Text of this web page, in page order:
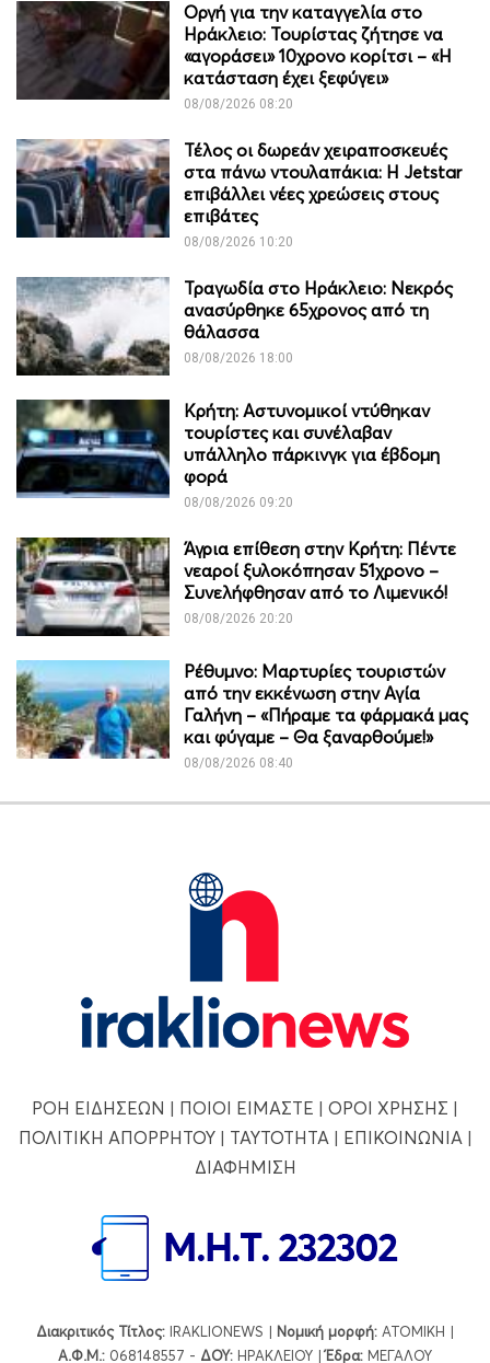
Οργή για την καταγγελία στο
Ηράκλειο: Τουρίστας ζήτησε να
«αγοράσει» 10χρονο κορίτσι – «Η
κατάσταση έχει ξεφύγει»
08/08/2026 08:20
Τέλος οι δωρεάν χειραποσκευές
στα πάνω ντουλαπάκια: Η Jetstar
επιβάλλει νέες χρεώσεις στους
επιβάτες
08/08/2026 10:20
Τραγωδία στο Ηράκλειο: Νεκρός
ανασύρθηκε 65χρονος από τη
θάλασσα
08/08/2026 18:00
Κρήτη: Αστυνομικοί ντύθηκαν
τουρίστες και συνέλαβαν
υπάλληλο πάρκινγκ για έβδομη
φορά
08/08/2026 09:20
Άγρια επίθεση στην Κρήτη: Πέντε
νεαροί ξυλοκόπησαν 51χρονο –
Συνελήφθησαν από το Λιμενικό!
08/08/2026 20:20
Ρέθυμνο: Μαρτυρίες τουριστών
από την εκκένωση στην Αγία
Γαλήνη – «Πήραμε τα φάρμακά μας
και φύγαμε – Θα ξαναρθούμε!»
08/08/2026 08:40
ΡΟΗ ΕΙΔΗΣΕΩΝ | ΠΟΙΟΙ ΕΙΜΑΣΤΕ | ΟΡΟΙ ΧΡΗΣΗΣ |
ΠΟΛΙΤΙΚΗ ΑΠΟΡΡΗΤΟΥ| ΤΑΥΤΟΤΗΤΑ| ΕΠΙΚΟΙΝΩΝΙΑ|
ΔΙΑΦΗΜΙΣΗ
Διακριτικός Τίτλος: IRAKLIONEWS | Νομική μορφή: ΑΤΟΜΙΚΗ |
Α.Φ.Μ.: 068148557 - ΔΟΥ: ΗΡΑΚΛΕΙΟΥ |Έδρα: ΜΕΓΑΛΟΥ